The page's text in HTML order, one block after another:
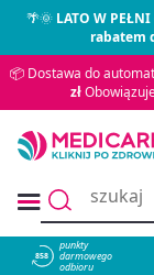
🌴🌞LATO W PEŁNI
rabatem
📦 Dostawa do
zł
858
punkty
darmowego
odbioru